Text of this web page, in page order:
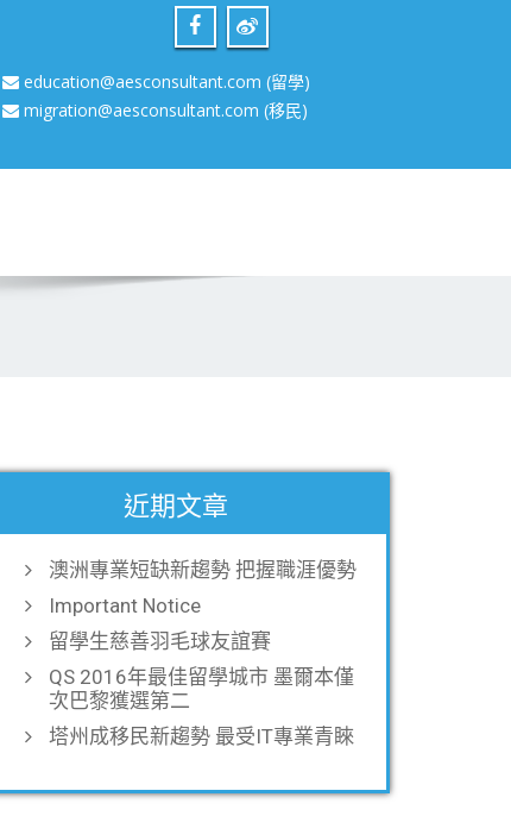
education@aesconsultant.com (留學)
migration@aesconsultant.com (移民)
近期文章
澳洲專業短缺新趨勢 把握職涯優勢
Important Notice
留學生慈善羽毛球友誼賽
QS 2016年最佳留學城市 墨爾本僅
次巴黎獲選第二
塔州成移民新趨勢 最受IT專業青睞